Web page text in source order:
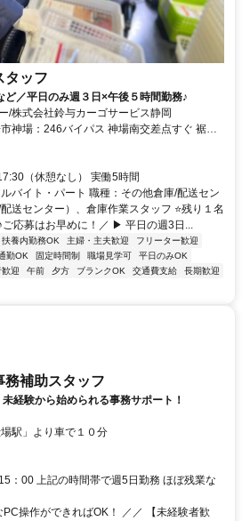
タッフ
ど／平日のみ週３日×午後５時間勤務♪
/株式会社鈴与カーゴサービス静岡
神場：246バイパス 神場南交差点すぐ 裾野
JR御殿場線 南御殿場駅から車で５分 JR御
８分
（休憩なし） 実働5時間
バイト・パート 職種：その他倉庫/配送セン
送センター）、倉庫作業スタッフ ⭐残り１名
ご応募はお早めに！／ ▶ 平日の週3日...
扶養内勤務OK 主婦・主夫歓迎
フリーター歓迎
勤OK 固定時間制 職場見学可
平日のみOK
迎 午前 夕方 ブランクOK 交通費支給
長期歓迎
務補助スタッフ
経験から始められる事務サポート！
駅」より車で１０分
：00 上記の時間帯で週5日勤務 ほぼ残業な
操作ができればOK！ ／／ 【未経験者歓